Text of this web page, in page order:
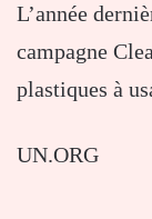
L’année
campagne
plastiques à
UN.ORG